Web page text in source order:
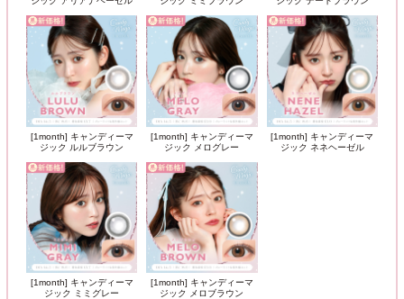
[1month] キャンディーマ
ジック ルルブラウン
[1month] キャンディーマ
ジック メログレー
[1month] キャンディーマ
ジック ネネヘーゼル
[1month] キャンディーマ
ジック ミミグレー
[1month] キャンディーマ
ジック メロブラウン